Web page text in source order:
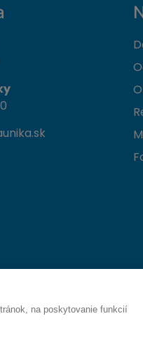
na poskytovanie funkcií
od zmluvy — odoslať